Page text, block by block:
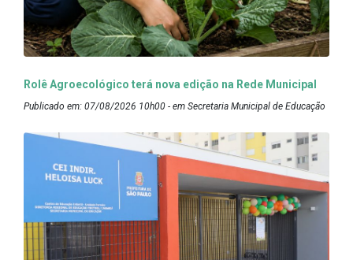
Rolê Agroecológico terá nova edição na Rede Municipal
Publicado em: 07/08/2026 10h00 - em Secretaria Municipal de Educação